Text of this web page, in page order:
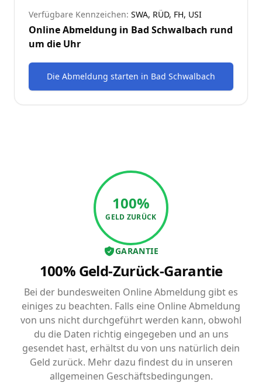
Verfügbare Kennzeichen: SWA, RÜD, FH, USI
Online Abmeldung in Bad Schwalbach rund
um die Uhr
Die Abmeldung starten in Bad Schwalbach
100%
GELD ZURÜCK
GARANTIE
100% Geld-Zurück-Garantie
Bei der bundesweiten Online Abmeldung gibt es
einiges zu beachten. Falls eine Online Abmeldung
von uns nicht durchgeführt werden kann, obwohl
du die Daten richtig eingegeben und an uns
gesendet hast, erhältst du von uns natürlich dein
Geld zurück. Mehr dazu findest du in unseren
allgemeinen Geschäftsbedingungen.